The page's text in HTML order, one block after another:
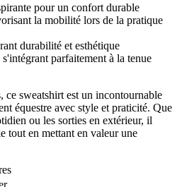
pour un confort durable
la mobilité lors de la pratique
durabilité et esthétique
parfaitement à la tenue
ce sweatshirt est un incontournable
équestre avec style et praticité. Que
ou les sorties en extérieur, il
tout en mettant en valeur une